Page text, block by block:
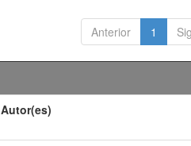
Anterior 1
Autor(es)